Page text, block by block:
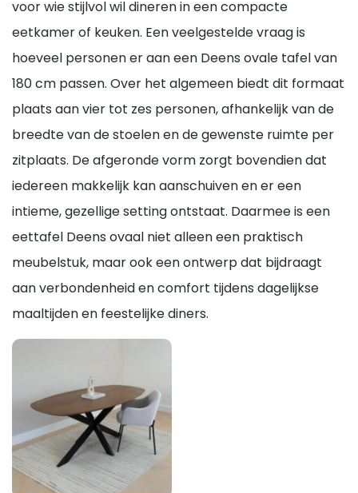
voor wie stijlvol wil dineren in een compacte
eetkamer of keuken. Een veelgestelde vraag is
hoeveel personen er aan een Deens ovale tafel van
180 cm passen. Over het algemeen biedt dit formaat
plaats aan vier tot zes personen, afhankelijk van de
breedte van de stoelen en de gewenste ruimte per
zitplaats. De afgeronde vorm zorgt bovendien dat
iedereen makkelijk kan aanschuiven en er een
intieme, gezellige setting ontstaat. Daarmee is een
eettafel Deens ovaal niet alleen een praktisch
meubelstuk, maar ook een ontwerp dat bijdraagt
aan verbondenheid en comfort tijdens dagelijkse
maaltijden en feestelijke diners.